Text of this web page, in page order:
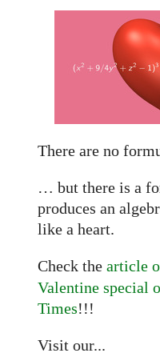
There are no
… but there is a
produces an
like a heart.
Check the article
Valentine special
Times!!!
Visit our...